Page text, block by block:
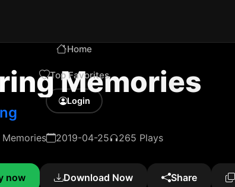
Home
Top Favorites
Login
Memories
Memories 2019-04-25 265 Plays
now Download Now Share